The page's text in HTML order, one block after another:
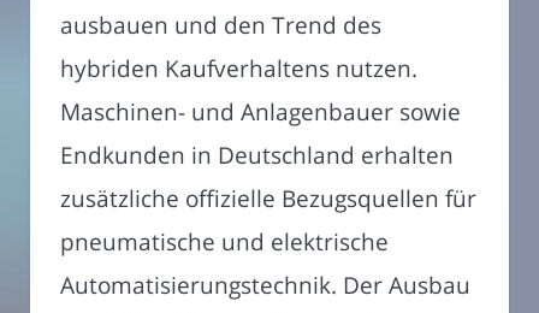
ausbauen und den Trend des
hybriden Kaufverhaltens nutzen.
Maschinen- und Anlagenbauer sowie
Endkunden in Deutschland erhalten
zusätzliche offizielle Bezugsquellen für
pneumatische und elektrische
Automatisierungstechnik. Der Ausbau